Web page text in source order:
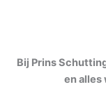
Bij Prins
en alles